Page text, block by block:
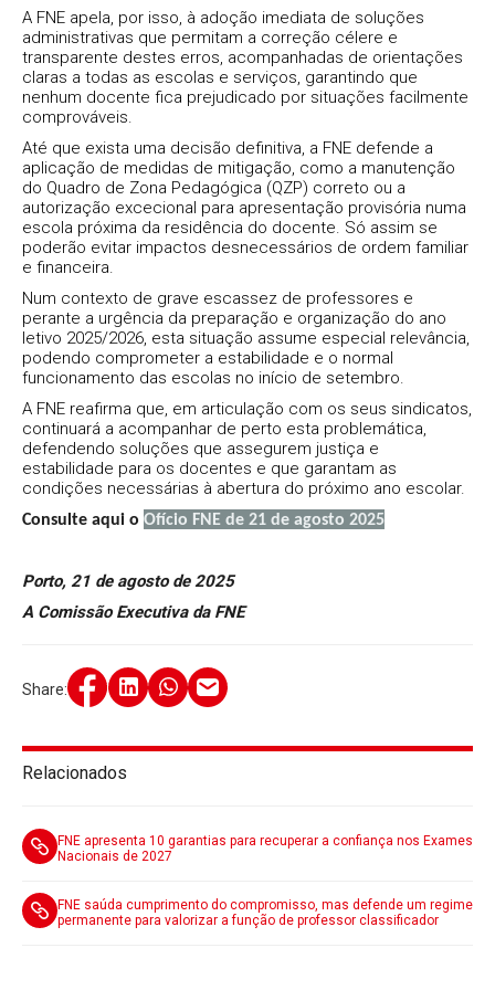
Relacionados
FNE apresenta 10 garantias para recuperar a confiança nos Exames
Nacionais de 2027
FNE saúda cumprimento do compromisso, mas defende um regime
permanente para valorizar a função de professor classificador
A FNE apela, por isso, à adoção imediata de soluções
administrativas que permitam a correção célere e
transparente destes erros, acompanhadas de orientações
claras a todas as escolas e serviços, garantindo que
nenhum docente fica prejudicado por situações facilmente
comprováveis.
Até que exista uma decisão definitiva, a FNE defende a
aplicação de medidas de mitigação, como a manutenção
do Quadro de Zona Pedagógica (QZP) correto ou a
autorização excecional para apresentação provisória numa
escola próxima da residência do docente. Só assim se
poderão evitar impactos desnecessários de ordem familiar
e financeira.
Num contexto de grave escassez de professores e
perante a urgência da preparação e organização do ano
letivo 2025/2026, esta situação assume especial relevância,
podendo comprometer a estabilidade e o normal
funcionamento das escolas no início de setembro.
A FNE reafirma que, em articulação com os seus sindicatos,
continuará a acompanhar de perto esta problemática,
defendendo soluções que assegurem justiça e
estabilidade para os docentes e que garantam as
condições necessárias à abertura do próximo ano escolar.
Consulte aqui o Ofício FNE de 21 de agosto 2025
Porto, 21 de agosto de 2025
A Comissão Executiva da FNE
Share: